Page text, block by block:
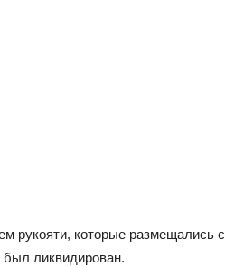
рукояти, которые размещались с
был ликвидирован.